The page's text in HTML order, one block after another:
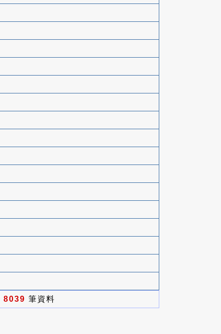
8039 筆資料